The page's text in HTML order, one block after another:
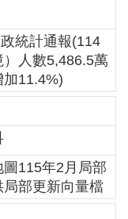
統計通報(114
人數5,486.5萬
加11.4%)
115年2月局部
局部更新向量檔